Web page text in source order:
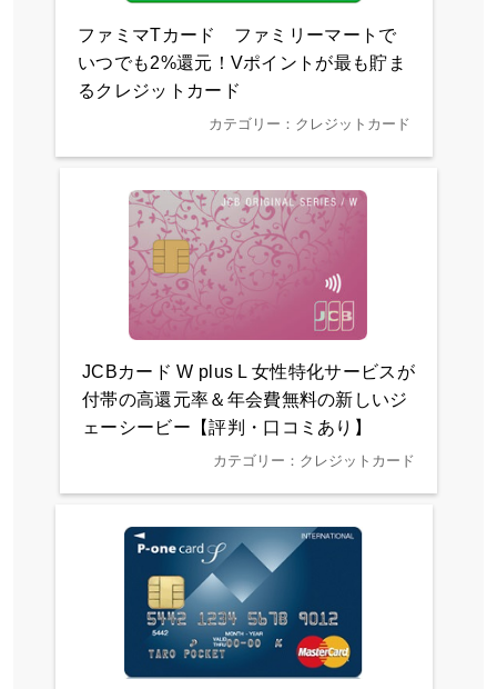
ファミマTカード ファミリーマートで
いつでも2%還元！Vポイントが最も貯ま
るクレジットカード
カテゴリー：クレジットカード
JCBカード W plus L 女性特化サービスが
付帯の高還元率＆年会費無料の新しいジ
ェーシービー【評判・口コミあり】
カテゴリー：クレジットカード